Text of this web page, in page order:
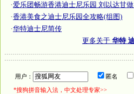
·爱乐团畅游香港迪士尼乐园 刘以达甘做
·香港美食之迪士尼乐园全攻略(组图)
·华特迪士尼简传
更多关于 华特
用户： 匿名
*搜狗拼音输入法，中文处理专家>>